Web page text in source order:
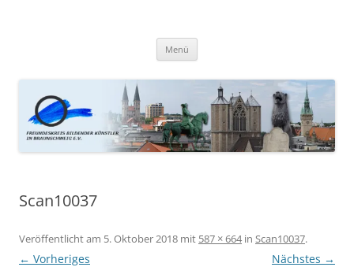
Menü
Scan10037
Veröffentlicht am 5. Oktober 2018 mit 587 × 664in Scan10037.
← Vorheriges Nächstes →